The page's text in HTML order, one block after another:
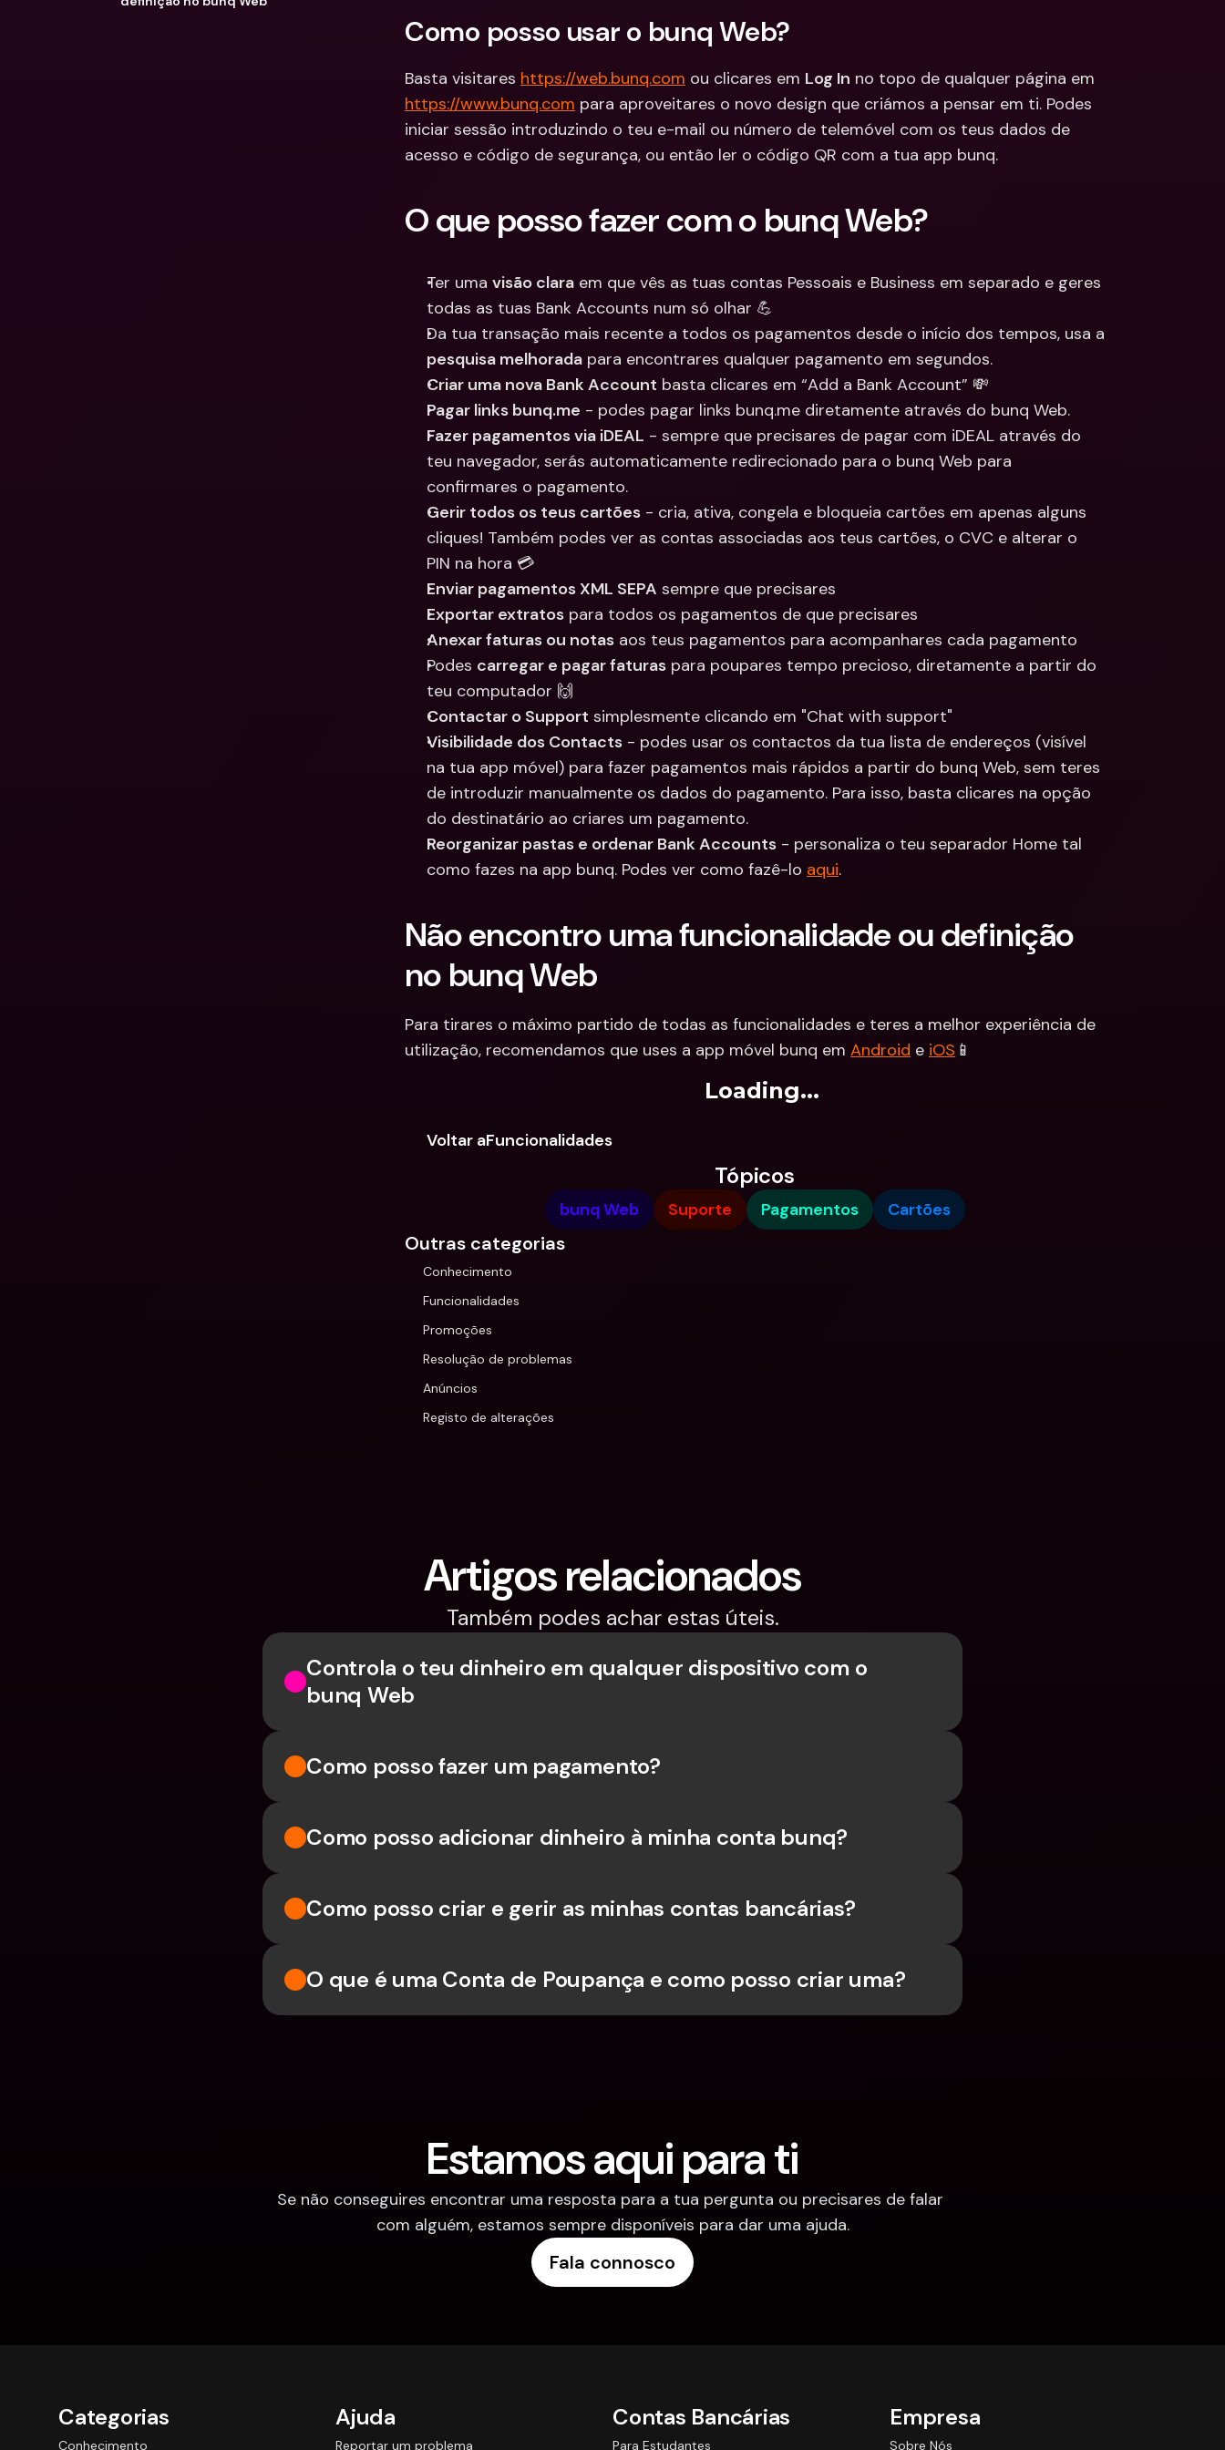
Contas Bancárias
Internacionais & Moedas
Contas Bancárias
Estrangeiras
Como posso usar o bunq Web?
Basta visitares https://web.bunq.com ou clicares em Log In
https://www.bunq.com para aproveitares o novo design que criámos a pensar em ti. Podes
iniciar sessão introduzindo o teu e-mail ou número de telemóvel com os teus dados de
acesso e código de segurança, ou então ler o código QR com a tua app bunq.
O que posso fazer com o bunq Web?
Ter uma visão clara em que vês as tuas contas Pessoais e Business em separado e geres
todas as tuas Bank Accounts num só olhar 💪
pesquisa melhorada para encontrares qualquer pagamento em segundos.
Criar uma nova Bank Account basta clicares em “Add a Bank Account” 💸
Pagar links bunq.me - podes pagar links bunq.me diretamente através do bunq Web.
Fazer pagamentos via iDEAL - sempre que precisares de pagar com iDEAL através do
teu navegador, serás automaticamente redirecionado para o bunq Web para
confirmares o pagamento.
Gerir todos os teus cartões - cria, ativa, congela e bloqueia cartões em apenas alguns
cliques! Também podes ver as contas associadas aos teus cartões, o CVC e alterar o
PIN na hora 💳
Enviar pagamentos XML SEPA sempre que precisares
Exportar extratos para todos os pagamentos de que precisares
Anexar faturas ou notas aos teus pagamentos para acompanhares cada pagamento
Podes carregar e pagar faturas para poupares tempo precioso, diretamente a partir do
teu computador 🙌
Contactar o Support simplesmente clicando em "Chat with support"
Visibilidade dos Contacts - podes usar os contactos da tua lista de endereços (visível
na tua app móvel) para fazer pagamentos mais rápidos a partir do bunq Web, sem teres
de introduzir manualmente os dados do pagamento. Para isso, basta clicares na opção
do destinatário ao criares um pagamento.
Reorganizar pastas e ordenar Bank Accounts - personaliza o teu separador Home tal
como fazes na app bunq. Podes ver como fazê-lo aqui.
Não encontro uma funcionalidade ou definição
no bunq Web
Para tirares o máximo partido de todas as funcionalidades e teres a melhor experiência de
utilização, recomendamos que uses a app móvel bunq em Android e iOS 📱
Loading...
Voltar aFuncionalidades
Tópicos
bunq Web Suporte Pagamentos Cartões
Outras categorias
Conhecimento
Funcionalidades
Promoções
Resolução de problemas
Anúncios
Registo de alterações
Artigos relacionados
Também podes achar estas úteis.
Controla o teu dinheiro em qualquer dispositivo com o
bunq Web
Como posso fazer um pagamento?
Como posso adicionar dinheiro à minha conta bunq?
Como posso criar e gerir as minhas contas bancárias?
O que é uma Conta de Poupança e como posso criar uma?
Estamos aqui para ti
Se não conseguires encontrar uma resposta para a tua pergunta ou precisares de falar
com alguém, estamos sempre disponíveis para dar uma ajuda.
Fala connosco
Categorias
Conhecimento
Ajuda
Reportar um problema
Contas Bancárias
Para Estudantes
Empresa
Sobre Nós